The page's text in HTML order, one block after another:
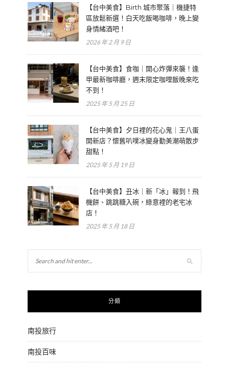
【台中美食】Birth 城市聚落｜機捷特
區放鬆新選！白天吃飯喝咖啡，晚上變
身情緒酒吧！
2026 年 2 月 9 日
【台中美食】食咖｜開心炸彈來襲！逢
甲最新咖啡廳，週末限定咖哩飯晚來吃
不到！
2025 年 5 月 25 日
【台中美食】夕日裡的花心鬼｜王八蛋
開新店？懷舊叭噗冰變身勤美潮萌散步
甜點！
2025 年 5 月 19 日
【台中美食】丑冰｜新「冰」報到！飛
機餅、跳跳糖入碗，綠意裡的老宅冰
店！
2025 年 5 月 18 日
分類
南投旅行
南投百味